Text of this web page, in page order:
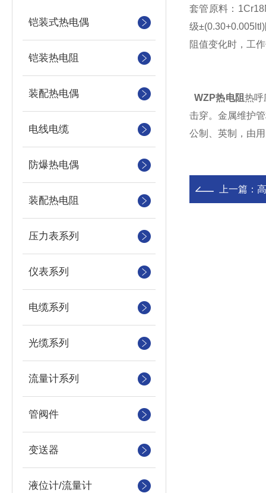
铠装式热电偶
铠装热电阻
装配热电偶
电线电缆
防爆热电偶
装配热电阻
压力表系列
仪表系列
电缆系列
光缆系列
流量计系列
管阀件
变送器
液位计/流量计
套管原料：
级
阻值变化时，工
WZP热电阻热呼
击穿。金属维护
公制、英制，由
上一篇：